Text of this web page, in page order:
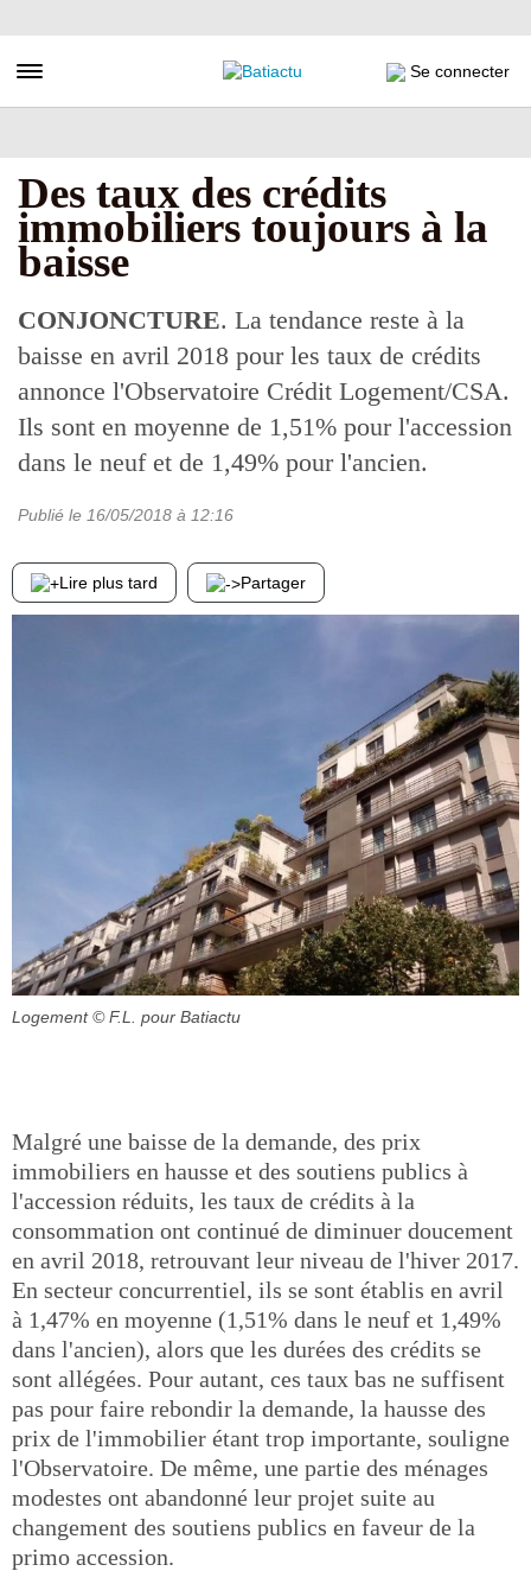
au
principal
Toggle navigation Se connecter
Des taux des crédits
immobiliers toujours à la
baisse
CONJONCTURE. La tendance reste à la
baisse en avril 2018 pour les taux de crédits
annonce l'Observatoire Crédit Logement/CSA.
Ils sont en moyenne de 1,51% pour l'accession
dans le neuf et de 1,49% pour l'ancien.
Publié le 16/05/2018 à 12:16
Lire plus tard Partager
Logement © F.L. pour Batiactu
Malgré une baisse de la demande, des prix
immobiliers en hausse et des soutiens publics à
l'accession réduits, les taux de crédits à la
consommation ont continué de diminuer doucement
en avril 2018, retrouvant leur niveau de l'hiver 2017.
En secteur concurrentiel, ils se sont établis en avril
à 1,47% en moyenne (1,51% dans le neuf et 1,49%
dans l'ancien), alors que les durées des crédits se
sont allégées. Pour autant, ces taux bas ne suffisent
pas pour faire rebondir la demande, la hausse des
prix de l'immobilier étant trop importante, souligne
l'Observatoire. De même, une partie des ménages
modestes ont abandonné leur projet suite au
changement des soutiens publics en faveur de la
primo accession.